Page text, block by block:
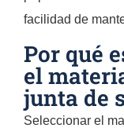
facilidad de
Por qué
el
junta de
Seleccionar el